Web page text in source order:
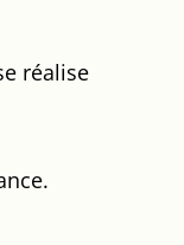
réalise